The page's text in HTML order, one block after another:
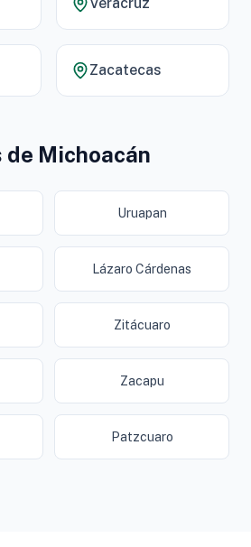
Zacatecas
Michoacán
Uruapan
Lázaro Cárdenas
Zitácuaro
Zacapu
Patzcuaro